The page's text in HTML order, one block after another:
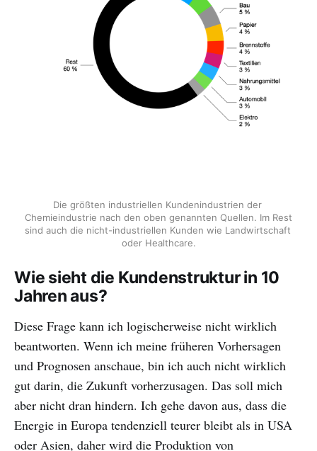
Die größten industriellen Kundenindustrien der
Chemieindustrie nach den oben genannten Quellen. Im Rest
sind auch die nicht-industriellen Kunden wie Landwirtschaft
oder Healthcare.
Wie sieht die Kundenstruktur in 10
Jahren aus?
Diese Frage kann ich logischerweise nicht wirklich
beantworten. Wenn ich meine früheren Vorhersagen
und Prognosen anschaue, bin ich auch nicht wirklich
gut darin, die Zukunft vorherzusagen. Das soll mich
aber nicht dran hindern. Ich gehe davon aus, dass die
Energie in Europa tendenziell teurer bleibt als in USA
oder Asien, daher wird die Produktion von